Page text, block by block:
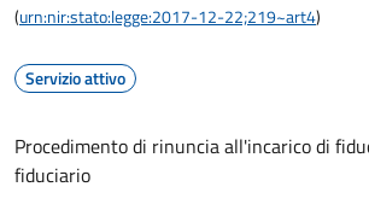
(urn:nir:stato:legge:2017-12-22;219~art4)
Servizio attivo
Procedimento di rinuncia all'incarico di
fiduciario